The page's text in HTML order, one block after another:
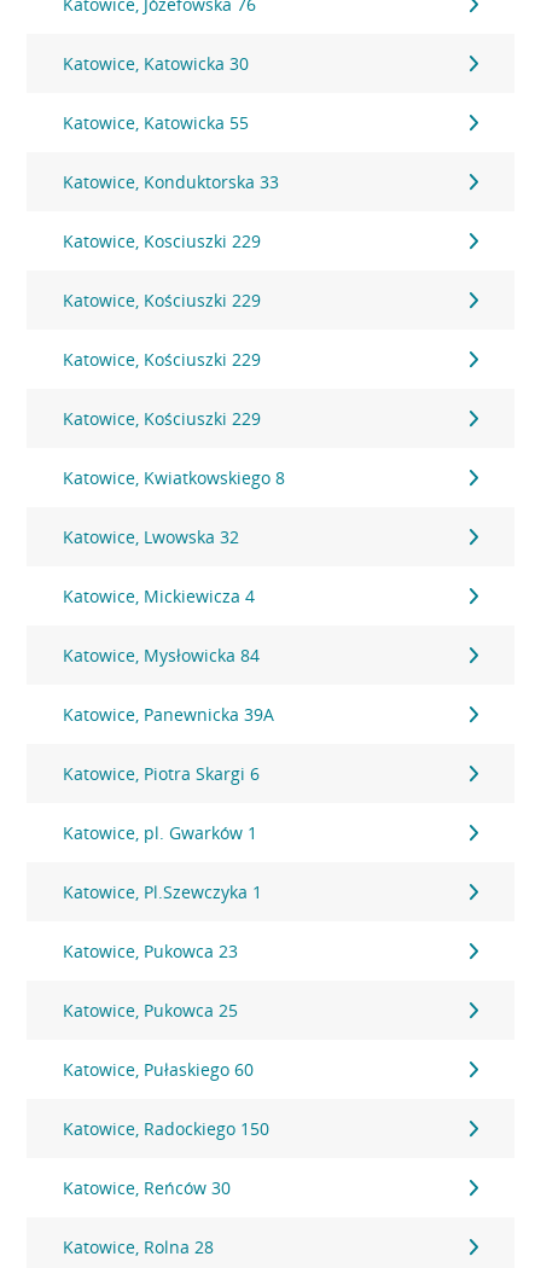
Katowice, Katowicka 30
Katowice, Katowicka 55
Katowice, Konduktorska 33
Katowice, Kosciuszki 229
Katowice, Kościuszki 229
Katowice, Kościuszki 229
Katowice, Kościuszki 229
Katowice, Kwiatkowskiego 8
Katowice, Lwowska 32
Katowice, Mickiewicza 4
Katowice, Mysłowicka 84
Katowice, Panewnicka 39A
Katowice, Piotra Skargi 6
Katowice, pl. Gwarków 1
Katowice, Pl.Szewczyka 1
Katowice, Pukowca 23
Katowice, Pukowca 25
Katowice, Pułaskiego 60
Katowice, Radockiego 150
Katowice, Reńców 30
Katowice, Rolna 28